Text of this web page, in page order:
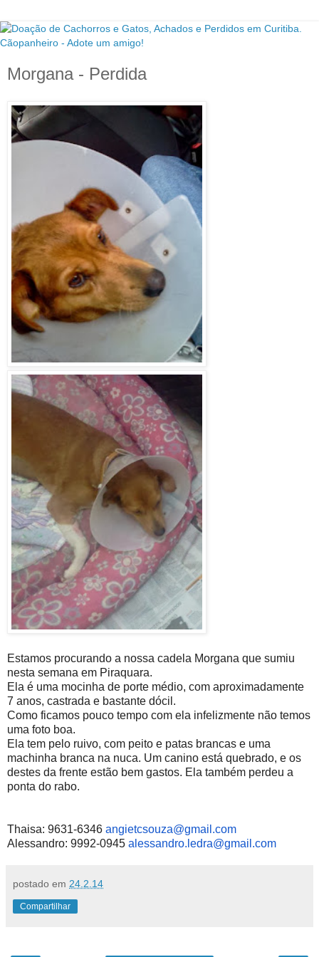
Morgana - Perdida
Estamos procurando a nossa cadela Morgana que sumiu
nesta semana em Piraquara.
Ela é uma mocinha de porte médio, com aproximadamente
7 anos, castrada e bastante dócil.
Como ficamos pouco tempo com ela infelizmente não temos
uma foto boa.
Ela tem pelo ruivo, com peito e patas brancas e uma
machinha branca na nuca. Um canino está quebrado, e os
destes da frente estão bem gastos. Ela também perdeu a
ponta do rabo.
Thaisa: 9631-6346 angietcsouza@gmail.com
Alessandro: 9992-0945 alessandro.ledra@gmail.com
postado em 24.2.14
Compartilhar